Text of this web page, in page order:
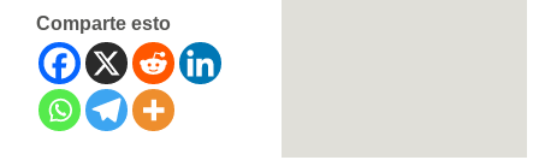
Comparte esto